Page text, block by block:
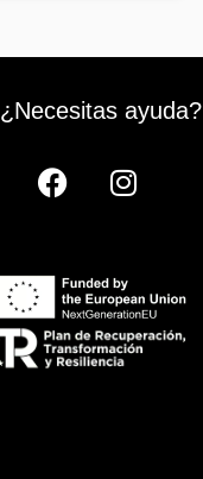
¿Necesitas ayuda?